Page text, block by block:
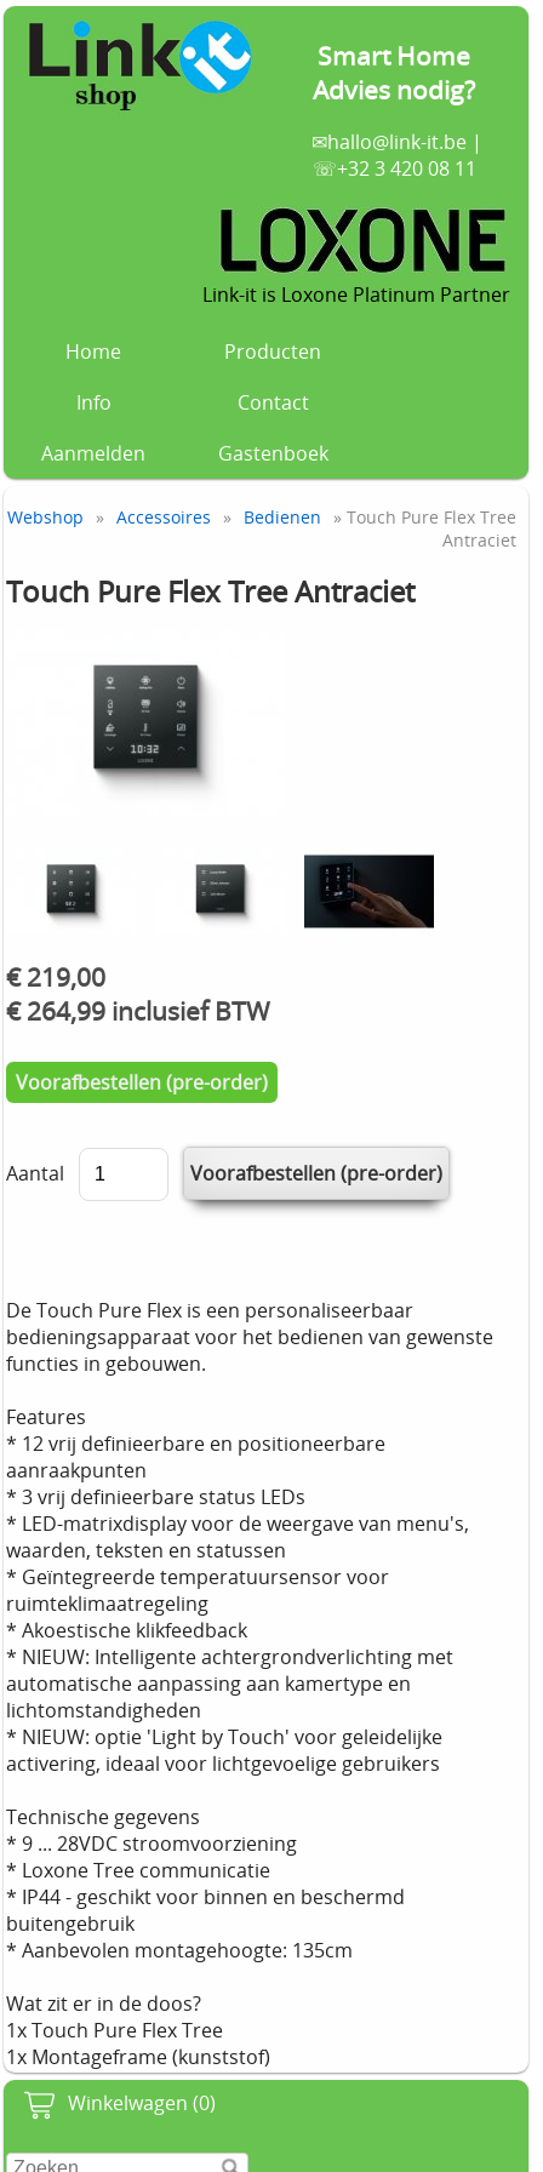
Smart Home
Advies nodig?
✉hallo@link-it.be|
☏+32 3 420 08 11
Link-it is Loxone Platinum Partner
Home
Producten
Info
Contact
Aanmelden
Gastenboek
Winkelwagen (0)
Webshop » Accessoires » Bedienen
» Touch Pure Flex Tree
Antraciet
Touch Pure Flex Tree Antraciet
€ 219,00
€ 264,99 inclusief BTW
Voorafbestellen (pre-order)
Aantal
De Touch Pure Flex is een personaliseerbaar
bedieningsapparaat voor het bedienen van gewenste
functies in gebouwen.
Features
* 12 vrij definieerbare en positioneerbare
aanraakpunten
* 3 vrij definieerbare status LEDs
* LED-matrixdisplay voor de weergave van menu's,
waarden, teksten en statussen
* Geïntegreerde temperatuursensor voor
ruimteklimaatregeling
* Akoestische klikfeedback
* NIEUW: Intelligente achtergrondverlichting met
automatische aanpassing aan kamertype en
lichtomstandigheden
* NIEUW: optie 'Light by Touch' voor geleidelijke
activering, ideaal voor lichtgevoelige gebruikers
Technische gegevens
* 9 ... 28VDC stroomvoorziening
* Loxone Tree communicatie
* IP44 - geschikt voor binnen en beschermd
buitengebruik
* Aanbevolen montagehoogte: 135cm
Wat zit er in de doos?
1x Touch Pure Flex Tree
1x Montageframe (kunststof)